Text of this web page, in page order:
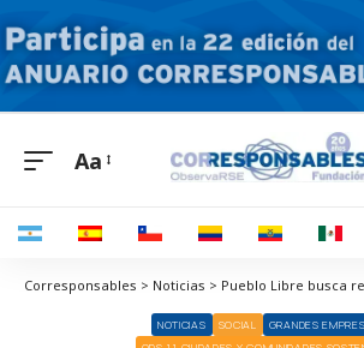
Aa
NOTICIAS SOCIAL
GRANDES